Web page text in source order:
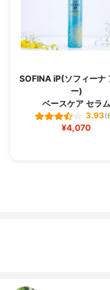
SOFINA iP(ソフィーナ
ー)
ベースケア セラム
3.93
¥4,070